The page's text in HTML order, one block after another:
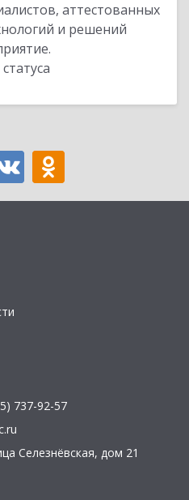
аттестованных
и решений
737-92-57
Селезнёвская, дом 21